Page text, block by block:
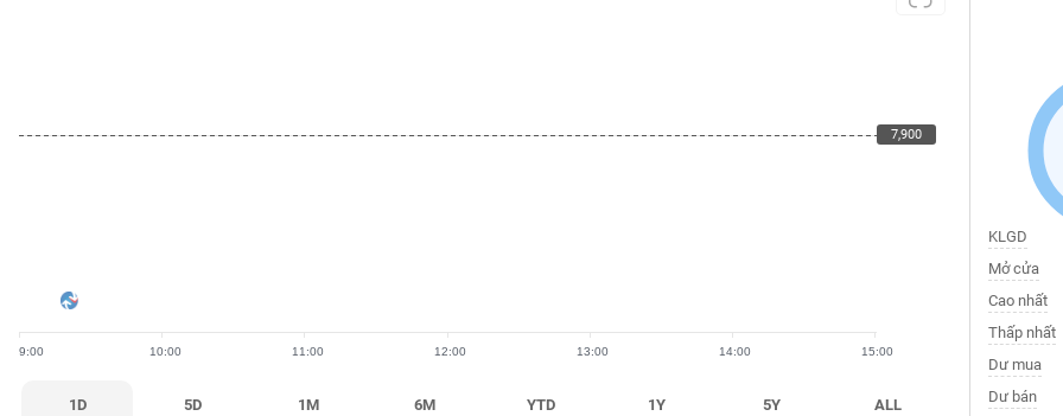
7,900
9:00 10:00 11:00 12:00 13:00 14:00 15:00
7,900
1D
5D
1M
6M
YTD
1Y
5Y
ALL
KLGD
Mở cửa
Cao nhất
Thấp nhất
Dư mua
Dư bán